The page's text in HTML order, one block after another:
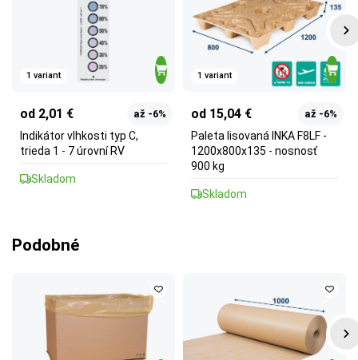
1 variant
od 2,01 € až -6%
Indikátor vlhkosti typ C,
trieda 1 - 7 úrovní RV
Skladom
1 variant
od 15,04 € až -6%
Paleta lisovaná INKA F8LF -
1200x800x135 - nosnosť
900 kg
Skladom
Podobné